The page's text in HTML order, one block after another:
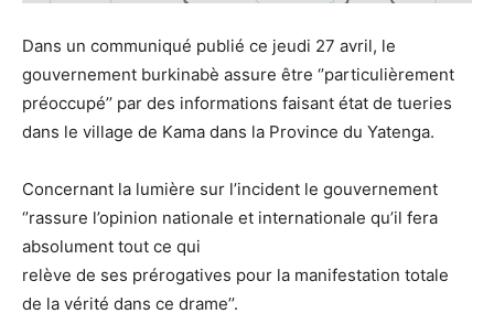
Dans un communiqué publié ce jeudi 27 avril, le
gouvernement burkinabè assure être ‘’particulièrement
préoccupé’’ par des informations faisant état de tueries
dans le village de Kama dans la Province du Yatenga.
Concernant la lumière sur l’incident le gouvernement
‘’rassure l’opinion nationale et internationale qu’il fera
absolument tout ce qui
relève de ses prérogatives pour la manifestation totale
de la vérité dans ce drame’’.